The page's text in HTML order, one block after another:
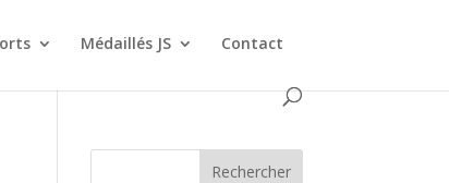
Médaillés JS Contact
Rechercher